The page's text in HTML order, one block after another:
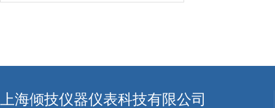
上海倾技仪器仪表科技有限公司